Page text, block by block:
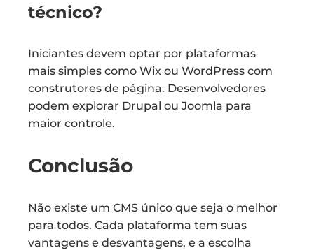
técnico?
Iniciantes devem optar por plataformas
mais simples como Wix ou WordPress com
construtores de página. Desenvolvedores
podem explorar Drupal ou Joomla para
maior controle.
Conclusão
Não existe um CMS único que seja o melhor
para todos. Cada plataforma tem suas
vantagens e desvantagens, e a escolha